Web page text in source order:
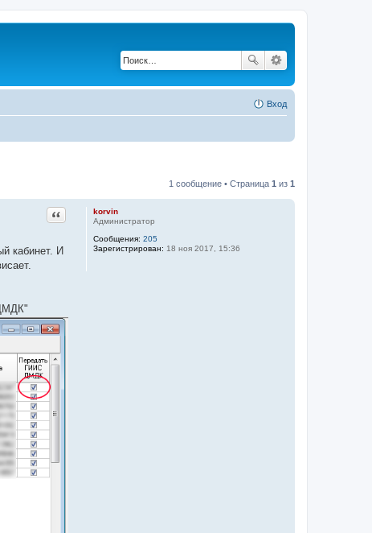
Вход
1 сообщение • Страница 1 из 1
korvin
Администратор
Сообщения: 205
Зарегистрирован: 18 ноя 2017, 15:36
Цитата
кабинет. И